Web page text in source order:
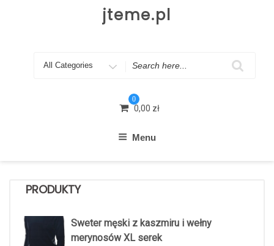
jteme.pl
Search
0
0,00 zł
Menu
PRODUKTY
Sweter męski z kaszmiru i wełny
merynosów XL serek